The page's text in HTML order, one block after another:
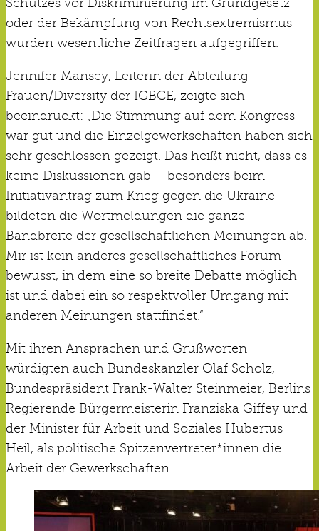
Schutzes vor Diskriminierung im Grundgesetz
oder der Bekämpfung von Rechtsextremismus
wurden wesentliche Zeitfragen aufgegriffen.
Jennifer Mansey, Leiterin der Abteilung
Frauen/Diversity der IGBCE, zeigte sich
beeindruckt: „Die Stimmung auf dem Kongress
war gut und die Einzelgewerkschaften haben sich
sehr geschlossen gezeigt. Das heißt nicht, dass es
keine Diskussionen gab – besonders beim
Initiativantrag zum Krieg gegen die Ukraine
bildeten die Wortmeldungen die ganze
Bandbreite der gesellschaftlichen Meinungen ab.
Mir ist kein anderes gesellschaftliches Forum
bewusst, in dem eine so breite Debatte möglich
ist und dabei ein so respektvoller Umgang mit
anderen Meinungen stattfindet.“
Mit ihren Ansprachen und Grußworten
würdigten auch Bundeskanzler Olaf Scholz,
Bundespräsident Frank-Walter Steinmeier, Berlins
Regierende Bürgermeisterin Franziska Giffey und
der Minister für Arbeit und Soziales Hubertus
Heil, als politische Spitzenvertreter*innen die
Arbeit der Gewerkschaften.